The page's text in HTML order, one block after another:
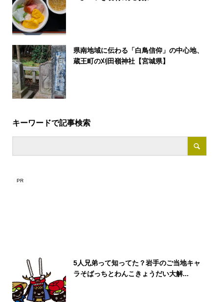
県南地域に伝わる「白鳥信仰」の中心地、
蔵王町の刈田嶺神社【宮城県】
キーワードで記事検索
5人兄弟って知ってた？岩手のご当地キャ
ラそばっちとわんこきょうだい大解...